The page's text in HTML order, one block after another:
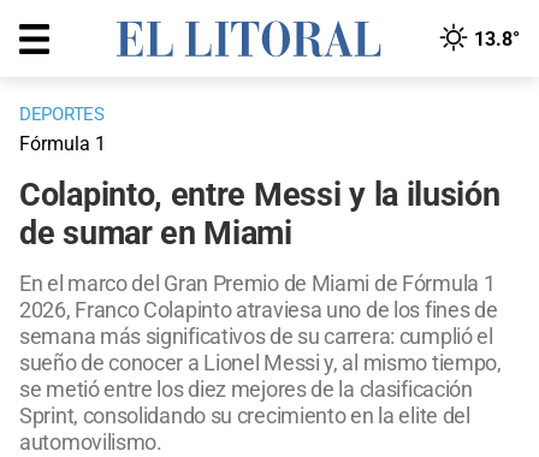
13.8°
DEPORTES
Fórmula 1
Colapinto, entre Messi y la ilusión
de sumar en Miami
En el marco del Gran Premio de Miami de Fórmula 1
2026, Franco Colapinto atraviesa uno de los fines de
semana más significativos de su carrera: cumplió el
sueño de conocer a Lionel Messi y, al mismo tiempo,
se metió entre los diez mejores de la clasificación
Sprint, consolidando su crecimiento en la elite del
automovilismo.